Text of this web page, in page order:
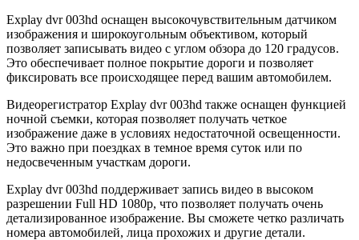
Explay dvr 003hd оснащен высокочувствительным датчиком
изображения и широкоугольным объективом, который
позволяет записывать видео с углом обзора до 120 градусов.
Это обеспечивает полное покрытие дороги и позволяет
фиксировать все происходящее перед вашим автомобилем.
Видеорегистратор Explay dvr 003hd также оснащен функцией
ночной съемки, которая позволяет получать четкое
изображение даже в условиях недостаточной освещенности.
Это важно при поездках в темное время суток или по
недосвеченным участкам дороги.
Explay dvr 003hd поддерживает запись видео в высоком
разрешении Full HD 1080p, что позволяет получать очень
детализированное изображение. Вы сможете четко различать
номера автомобилей, лица прохожих и другие детали.